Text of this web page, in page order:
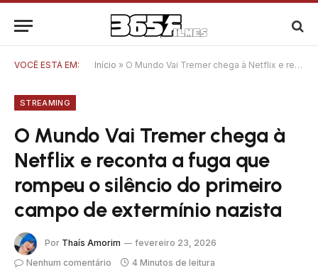
VOCÊ ESTÁ EM: Início » O Mundo Vai Tremer chega à Netflix e reconta a fuga que rompeu o silêncio do primeiro campo de extermínio nazista
STREAMING
O Mundo Vai Tremer chega à
Netflix e reconta a fuga que
rompeu o silêncio do primeiro
campo de extermínio nazista
Por Thaís Amorim
fevereiro 23, 2026
Nenhum comentário
4 Minutos de leitura